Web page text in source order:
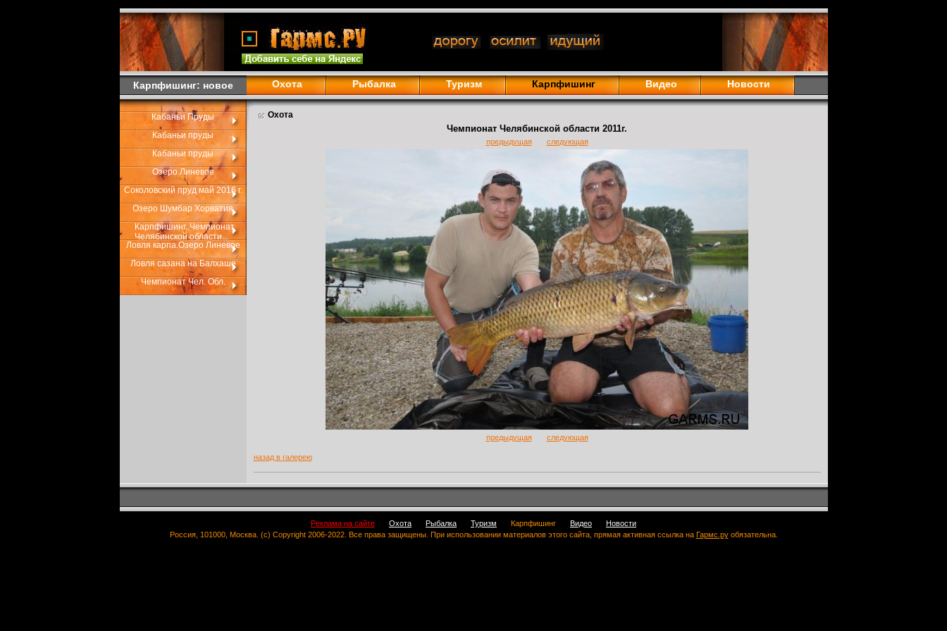
Карпфишинг: новое Охота Рыбалка Туризм Карпфишинг Видео Новости
Кабаньи Пруды
Кабаньи пруды
Кабаньи пруды
Озеро Линевое
Соколовский пруд май 2016 г.
Озеро Шумбар Хорватия
Карпфишинг..Чемпионат
Челябинской области...
Ловля карпа.Озеро Линевое
Ловля сазана на Балхаше
Чемпионат Чел. Обл.
Охота
Чемпионат Челябинской области 2011г.
предыдущая следующая
предыдущая следующая
назад в галерею
Реклама на сайте Охота Рыбалка Туризм Карпфишинг Видео
Новости
Россия, 101000, Москва. (c) Copyright 2006-2022. Все права защищены. При использовании материалов этого сайта, прямая активная ссылка на Гармс.руобязательна.